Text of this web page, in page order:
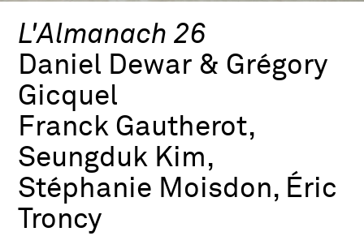
L'Almanach 26
Daniel Dewar & Grégory
Gicquel
Franck Gautherot,
Seungduk Kim,
Stéphanie Moisdon, Éric
Troncy